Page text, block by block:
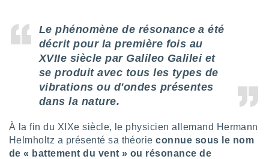
pour
profils
Le phénomène de résonance a été
décrit pour la première fois au
XVIIe siècle par Galileo Galilei et
se produit avec tous les types de
vibrations ou d'ondes présentes
dans la nature.
À la fin du XIXe siècle, le physicien allemand Hermann
Helmholtz a présenté sa théorie connue sous le nom
de « battement du vent » ou résonance de